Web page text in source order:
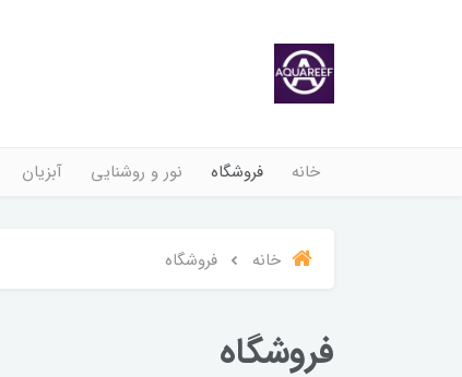
خانه فروشگاه نور و روشنایی آبزیان
خانه فروشگاه
فروشگاه